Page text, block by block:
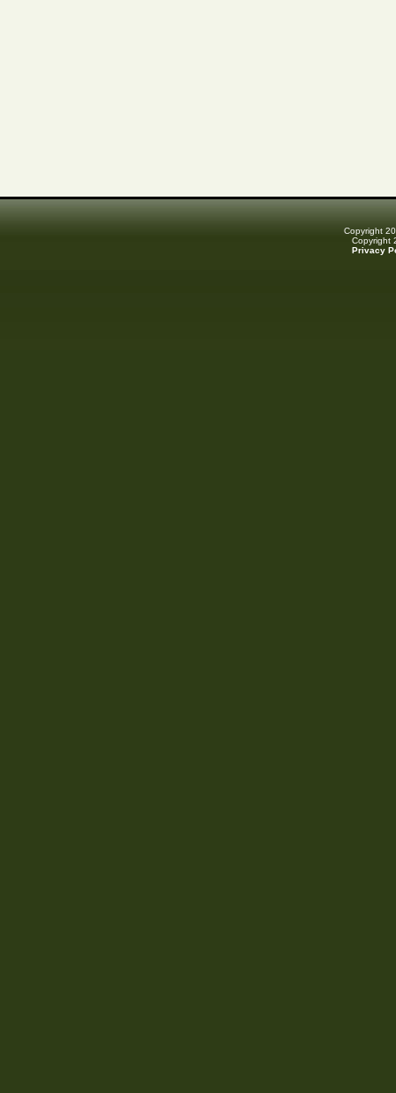
Copyright
Copyright
Privacy